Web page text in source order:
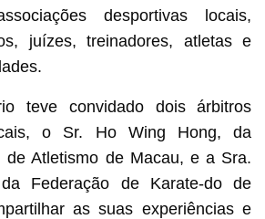
desportivas locais,
juízes, treinadores, atletas e
teve convidado dois árbitros
o Sr. Ho Wing Hong, da
de Atletismo de Macau, e a Sra.
Federação de Karate-do de
as suas experiências e